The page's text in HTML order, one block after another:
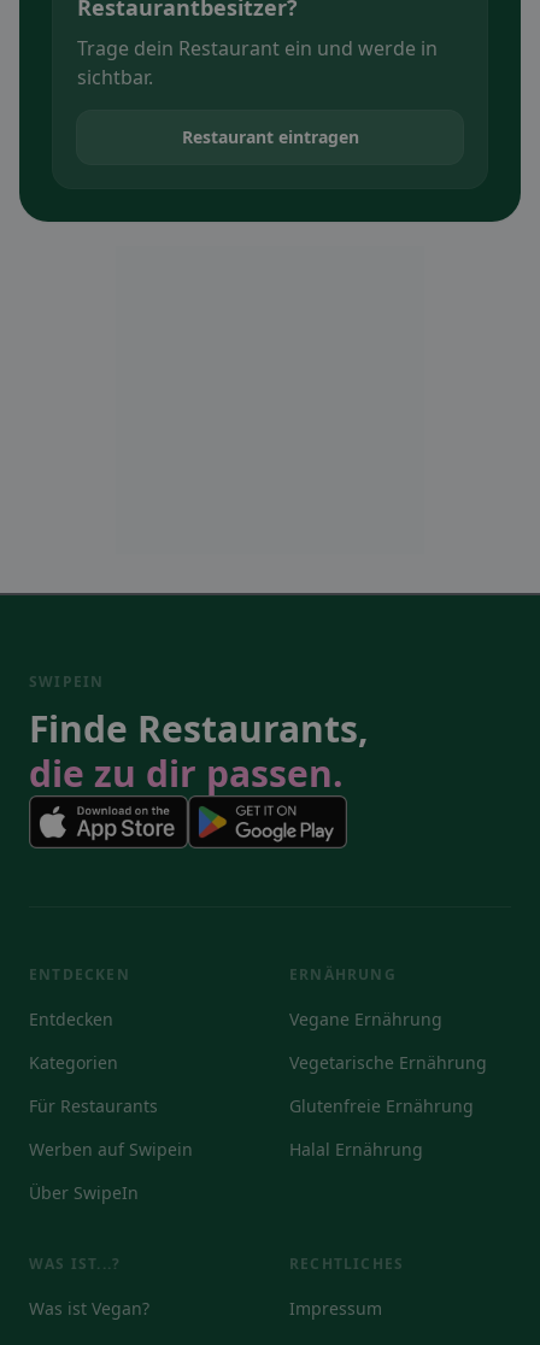
Restaurantbesitzer?
Trage dein Restaurant ein und werde in
sichtbar.
Restaurant eintragen
SWIPEIN
Finde Restaurants,
die zu dir passen.
ENTDECKEN
Entdecken
Kategorien
Für Restaurants
Werben auf Swipein
Über SwipeIn
ERNÄHRUNG
Vegane Ernährung
Vegetarische Ernährung
Glutenfreie Ernährung
Halal Ernährung
WAS IST...?
Was ist Vegan?
RECHTLICHES
Impressum